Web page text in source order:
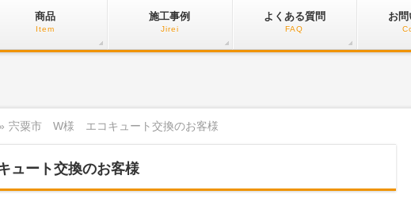
商品
Item
施工事例
Jirei
よくある質問
FAQ
お
» 宍粟市 W様 エコキュート交換のお客様
ート交換のお客様